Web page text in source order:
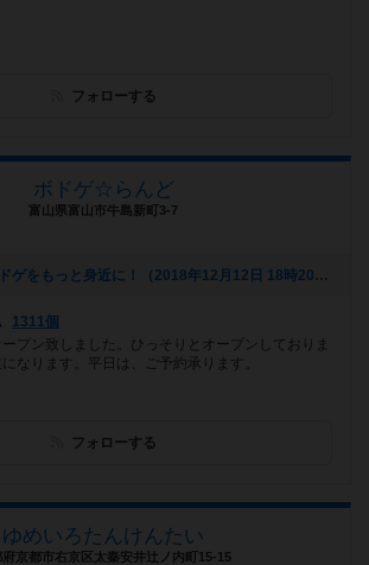
フォローする
ボドゲ☆らんど
富山県富山市牛島新町3-7
[NEW] 【第5回】ボドゲをもっと身近に！（2018年12月12日 18時20分）
1311個
プン致しました。ひっそりとオープンしておりま
なります。平日は、ご予約承ります。
フォローする
ゆめいろたんけんたい
府京都市右京区太秦安井辻ノ内町15-15